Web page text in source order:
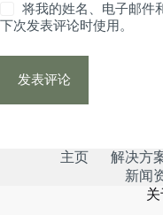
将我的姓名、电子邮件
下次发表评论时使用。
发表评论
主页 解决方
新闻